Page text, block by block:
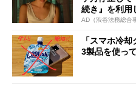
続き』を利用
AD（渋谷法務総合
「スマホ冷
3製品を使っ